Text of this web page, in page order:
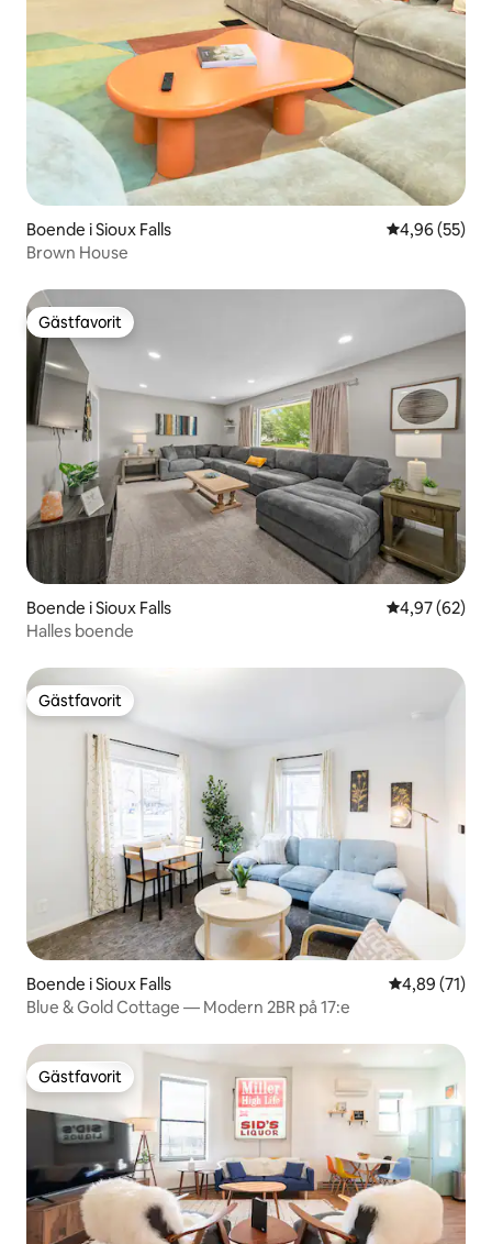
Boende i Sioux Falls 4,96 av 5 i
4,96 (55)
Brown House
Gästfavorit
Gästfavorit
Boende i Sioux Falls 4,97 av 5 i
4,97 (62)
Halles boende
Gästfavorit
Gästfavorit
Boende i Sioux Falls 4,89 av 5 i
4,89 (71)
Blue & Gold Cottage — Modern 2BR på 17:e
Gästfavorit
Gästfavorit